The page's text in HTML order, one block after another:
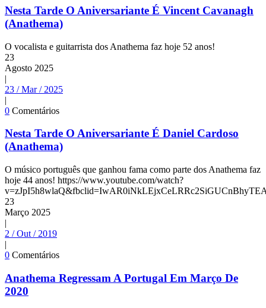
Nesta Tarde O Aniversariante É Vincent Cavanagh
(Anathema)
O vocalista e guitarrista dos Anathema faz hoje 52 anos!
23
Agosto 2025
|
23 / Mar / 2025
|
0 Comentários
Nesta Tarde O Aniversariante É Daniel Cardoso
(Anathema)
O músico português que ganhou fama como parte dos Anathema faz
hoje 44 anos! https://www.youtube.com/watch?
23
Março 2025
|
2 / Out / 2019
|
0 Comentários
Anathema Regressam A Portugal Em Março De
2020